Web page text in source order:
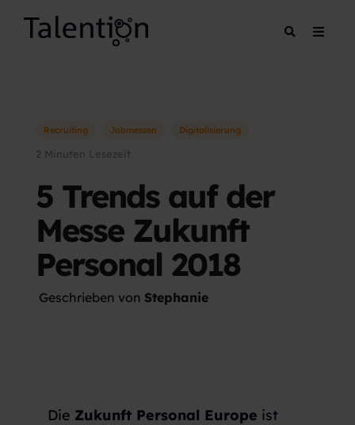
Recruiting Jobmessen Digitalisierung
2 Minuten Lesezeit
5 Trends auf der
Messe Zukunft
Personal 2018
Geschrieben von Stephanie
Die Zukunft Personal Europe ist